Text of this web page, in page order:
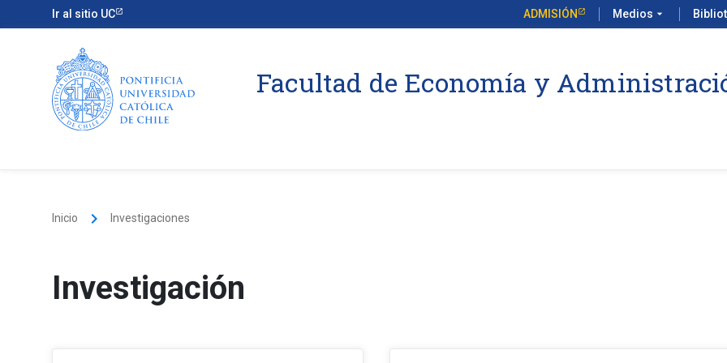
Ir al sitio UC ADMISIÓN Medios arrow_drop_down
Facultad de Economía y
Inicio keyboard_arrow_right Investigaciones
Investigación